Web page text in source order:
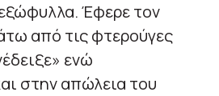
Έφερε τον
από τις φτερούγες
ενώ
στην απώλεια του